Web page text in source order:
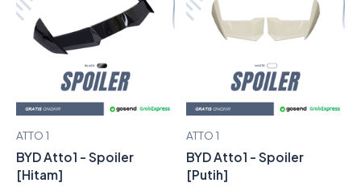
ATTO 1
BYD Atto1 - Spoiler
[Hitam]
ATTO 1
BYD Atto1 - Spoiler
[Putih]